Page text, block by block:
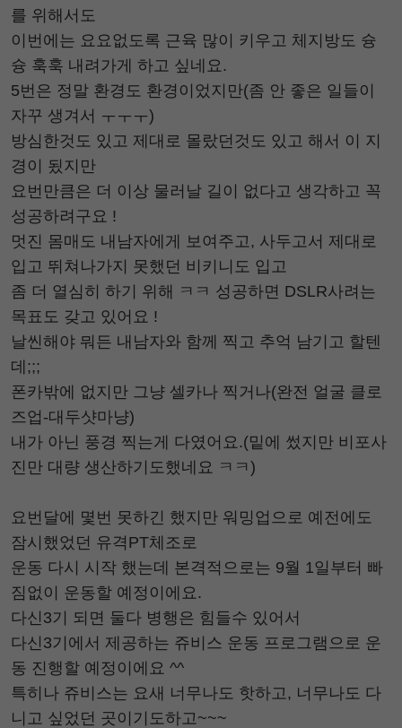
를 위해서도
이번에는 요요없도록 근육 많이 키우고 체지방도 슝
슝 훅훅 내려가게 하고 싶네요.
5번은 정말 환경도 환경이었지만(좀 안 좋은 일들이
자꾸 생겨서 ㅜㅜㅜ)
방심한것도 있고 제대로 몰랐던것도 있고 해서 이 지
경이 됬지만
요번만큼은 더 이상 물러날 길이 없다고 생각하고 꼭
성공하려구요 !
멋진 몸매도 내남자에게 보여주고, 사두고서 제대로
입고 뛰쳐나가지 못했던 비키니도 입고
좀 더 열심히 하기 위해 ㅋㅋ 성공하면 DSLR사려는
목표도 갖고 있어요 !
날씬해야 뭐든 내남자와 함께 찍고 추억 남기고 할텐
데;;;
폰카밖에 없지만 그냥 셀카나 찍거나(완전 얼굴 클로
즈업-대두샷마냥)
내가 아닌 풍경 찍는게 다였어요.(밑에 썼지만 비포사
진만 대량 생산하기도했네요 ㅋㅋ)
요번달에 몇번 못하긴 했지만 워밍업으로 예전에도
잠시했었던 유격PT체조로
운동 다시 시작 했는데 본격적으로는 9월 1일부터 빠
짐없이 운동할 예정이에요.
다신3기 되면 둘다 병행은 힘들수 있어서
다신3기에서 제공하는 쥬비스 운동 프로그램으로 운
동 진행할 예정이에요 ^^
특히나 쥬비스는 요새 너무나도 핫하고, 너무나도 다
니고 싶었던 곳이기도하고~~~